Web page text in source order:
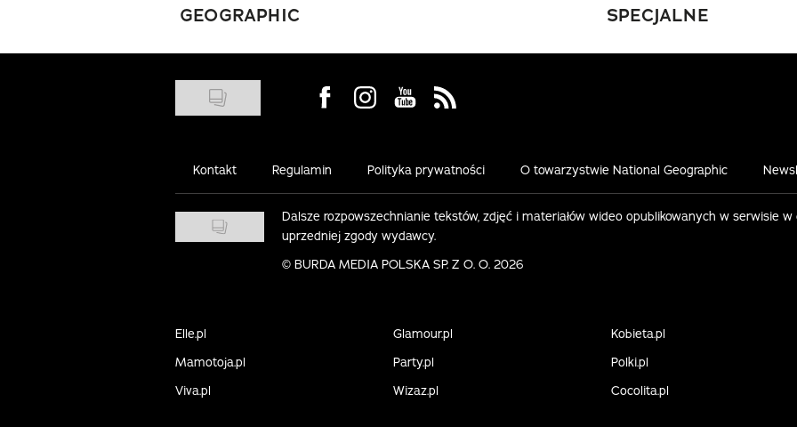
GEOGRAPHIC
SPECJALNE
Visit us on Facebook
Visit us on Instagram
Visit us on Youtube
Visit us on Rss
Kontakt Regulamin Polityka prywatności O towarzystwie National Geographic
Dalsze rozpowszechnianie tekstów, zdjęć i materiałów wideo opublikowanych w serwisie
uprzedniej zgody wydawcy.
© BURDA MEDIA POLSKA SP. Z O. O. 2026
Elle.pl Glamour.pl Kobieta.pl
Mamotoja.pl
Party.pl Polki.pl
Viva.pl
Wizaz.pl Cocolita.pl